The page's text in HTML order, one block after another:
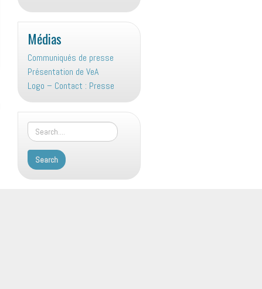
Médias
Communiqués de presse
Présentation de VeA
Logo – Contact : Presse